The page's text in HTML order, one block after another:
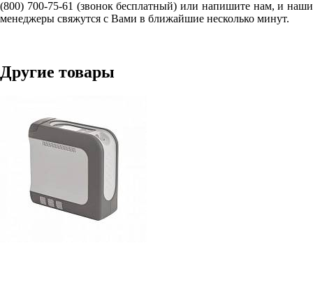
(800) 700-75-61 (звонок бесплатный) или напишите нам, и наши
менеджеры свяжутся с Вами в ближайшие несколько минут.
Другие товары